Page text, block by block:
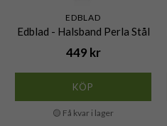
EDBLAD
Edblad - Halsband Perla Stål
449 kr
KÖP
🟡 Få kvar i lager